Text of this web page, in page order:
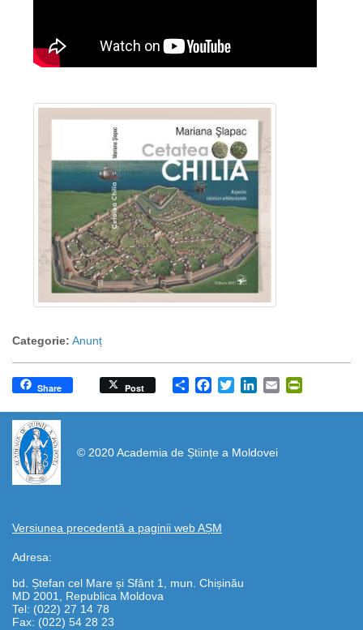
Categorie: Anunț
Share
Share Post Facebook
TwitterLinkedIn
Email
© 2020 Academia de Științe a Moldovei
Versiunea precedentă a paginii web AȘM
Adresa:
bd. Ștefan cel Mare și Sfânt 1, mun. Chișinău
MD 2001, Republica Moldova
Tel: (022) 27 14 78
Fax: (022) 54 28 23
https://propletenie.ru/